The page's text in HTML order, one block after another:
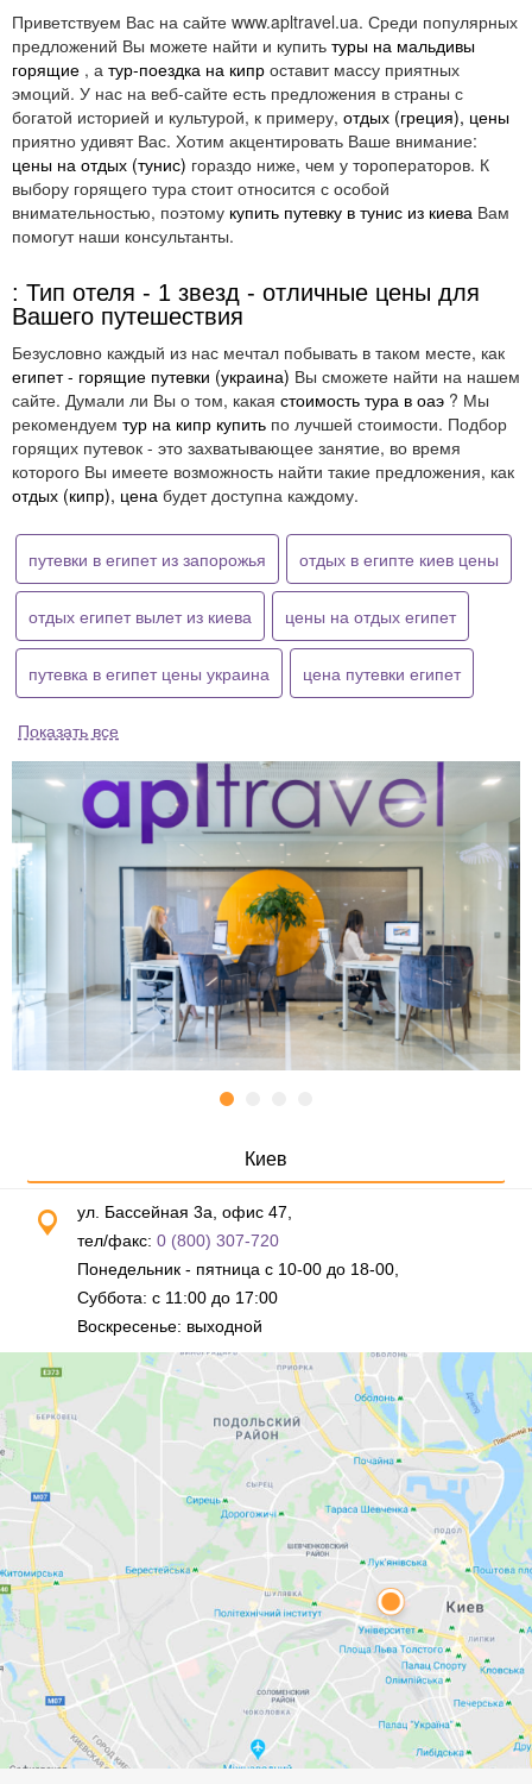
Приветствуем Вас на сайте www.apltravel.ua. Среди популярных
предложений Вы можете найти и купить туры на мальдивы
горящие , а тур-поездка на кипр оставит массу приятных
эмоций. У нас на веб-сайте есть предложения в страны с
богатой историей и культурой, к примеру, отдых (греция), цены
приятно удивят Вас. Хотим акцентировать Ваше внимание:
цены на отдых (тунис) гораздо ниже, чем у тороператоров. К
выбору горящего тура стоит относится с особой
внимательностью, поэтому купить путевку в тунис из киева Вам
помогут наши консультанты.
: Тип отеля - 1 звезд - отличные цены для
Вашего путешествия
Безусловно каждый из нас мечтал побывать в таком месте, как
египет - горящие путевки (украина) Вы сможете найти на нашем
сайте. Думали ли Вы о том, какая стоимость тура в оаэ ? Мы
рекомендуем тур на кипр купить по лучшей стоимости. Подбор
горящих путевок - это захватывающее занятие, во время
которого Вы имеете возможность найти такие предложения, как
отдых (кипр), цена будет доступна каждому.
путевки в египет из запорожья отдых в египте киев цены
отдых египет вылет из киева цены на отдых египет
путевка в египет цены украина цена путевки египет
Показать все
Киев
ул. Бассейная 3а, офис 47,
тел/факс: 0 (800) 307-720
Понедельник - пятница с 10-00 до 18-00,
Суббота: с 11:00 до 17:00
Воскресенье: выходной